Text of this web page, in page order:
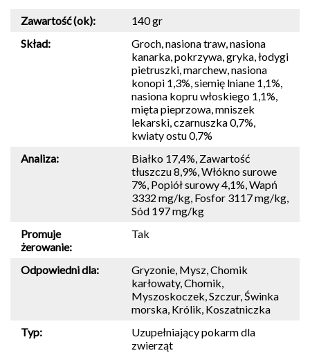
Zawartość (ok):
140 gr
Skład:
Groch, nasiona traw, nasiona
kanarka, pokrzywa, gryka, łodygi
pietruszki, marchew, nasiona
konopi 1,3%, siemię lniane 1,1%,
nasiona kopru włoskiego 1,1%,
mięta pieprzowa, mniszek
lekarski, czarnuszka 0,7%,
kwiaty ostu 0,7%
Analiza:
Białko 17,4%, Zawartość
tłuszczu 8,9%, Włókno surowe
7%, Popiół surowy 4,1%, Wapń
3332 mg/kg, Fosfor 3117 mg/kg,
Sód 197 mg/kg
Promuje
żerowanie:
Tak
Odpowiedni dla:
Gryzonie, Mysz, Chomik
karłowaty, Chomik,
Myszoskoczek, Szczur, Świnka
morska, Królik, Koszatniczka
Typ:
Uzupełniający pokarm dla
zwierząt